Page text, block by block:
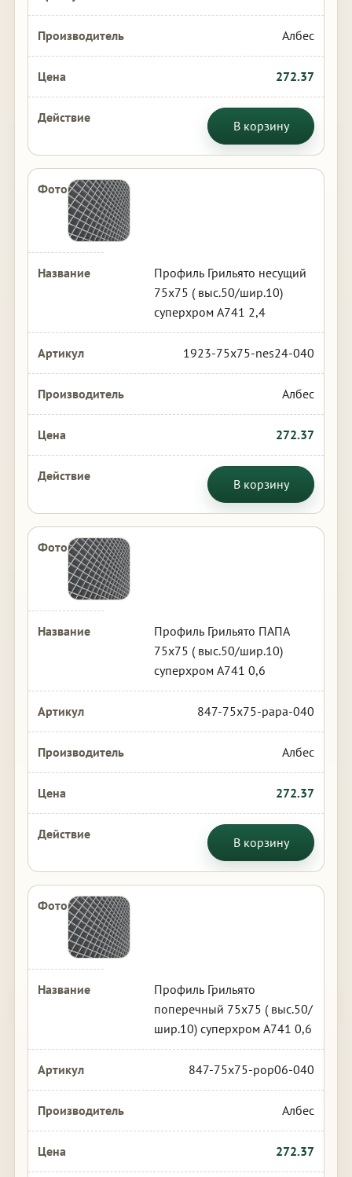
Албес
272.37
В корзину
Профиль Грильято несущий
75х75 ( выс.50/шир.10)
суперхром А741 2,4
1923-75x75-nes24-040
Албес
272.37
В корзину
Профиль Грильято ПАПА
75х75 ( выс.50/шир.10)
суперхром А741 0,6
847-75x75-papa-040
Албес
272.37
В корзину
Профиль Грильято
поперечный 75х75 ( выс.50/
шир.10) суперхром А741 0,6
847-75x75-pop06-040
Албес
272.37